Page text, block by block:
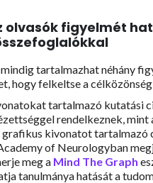
olvasók figyelmét
tartalmazhat néhány
hogy felkeltse a
tartalmazó kutatási
rendelkeznek, mint
grafikus kivonatot tartalmazó
of Neurologyban
meg a Mind The Graph
tanulmánya hatását a